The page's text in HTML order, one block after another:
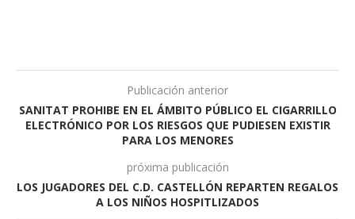
Publicación anterior
SANITAT PROHIBE EN EL ÁMBITO PÚBLICO EL CIGARRILLO
ELECTRÓNICO POR LOS RIESGOS QUE PUDIESEN EXISTIR
PARA LOS MENORES
próxima publicación
LOS JUGADORES DEL C.D. CASTELLÓN REPARTEN REGALOS
A LOS NIÑOS HOSPITLIZADOS